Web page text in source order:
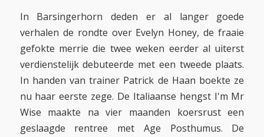
In Barsingerhorn deden er al langer goede
verhalen de rondte over Evelyn Honey, de fraaie
gefokte merrie die twee weken eerder al uiterst
verdienstelijk debuteerde met een tweede plaats.
In handen van trainer Patrick de Haan boekte ze
nu haar eerste zege. De Italiaanse hengst I'm Mr
Wise maakte na vier maanden koersrust een
geslaagde rentree met Age Posthumus. De